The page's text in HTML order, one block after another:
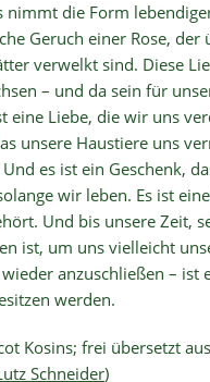
nimmt die Form
Geruch einer Rose, der
verwelkt sind. Diese
– und da sein für
eine Liebe, die wir uns
unsere Haustiere uns
es ist ein Geschenk,
wir leben. Es ist
Und bis unsere Zeit,
ist, um uns vielleicht
anzuschließen – ist
werden.
Kosins; frei übersetzt
Schneider)